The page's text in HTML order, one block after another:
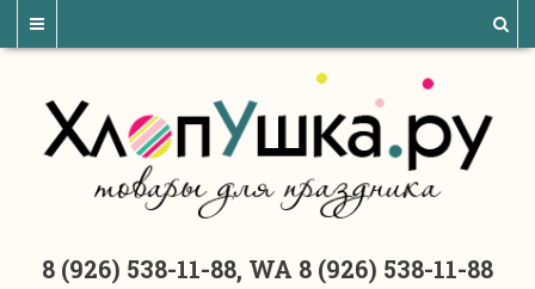
8 (926) 538-11-88, WA 8 (926) 538-11-88